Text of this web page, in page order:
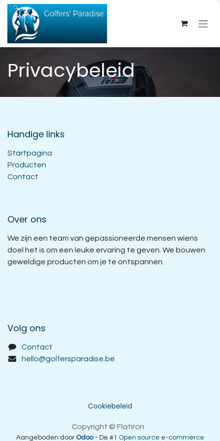
Overslaan naar inhoud
Privacybeleid
Handige links
Startpagina
Producten
Contact
Over ons
We zijn een team van gepassioneerde mensen wiens
doel het is om een leuke ervaring te geven. We bouwen
geweldige producten om je te ontspannen.
Volg ons
Contact
hello@golfersparadise.be
Cookiebeleid
Copyright © Flatiron
Aangeboden door Odoo - De #1 Open source e-commerce